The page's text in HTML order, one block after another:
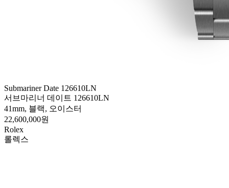
Submariner Date 126610LN
서브마리너 데이트 126610LN
41mm, 블랙, 오이스터
22,600,000원
Rolex
롤렉스